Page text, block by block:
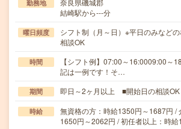
勤務地
奈良県磯城郡
結崎駅から---分
曜日頻度
シフト制（月～日）※平日のみなど
相談OK
時間
【シフト例】07:00～16:0009:00～
記は一例です！そ…
期間 即日～2ヶ月以上 ■開始日の相談OK
時給
無資格の方：時給1350円～1687円 /
1650円～2062円 / 初任者以上：時